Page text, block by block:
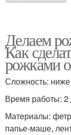
Делаем
Как
рожками
Сложность:
Время работы: 2
Материалы:
папье-маше,